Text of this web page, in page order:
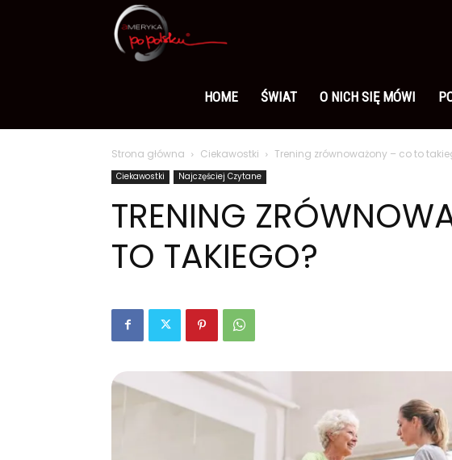
po
polsku
HOME ŚWIAT O NICH SIĘ MÓWI
Strona główna Ciekawostki Trening zrównoważony – co to
Ciekawostki Najczęściej Czytane
TRENING
TO TAKIEGO?